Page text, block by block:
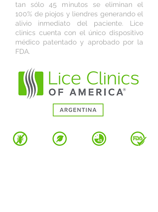
tan sólo 45 minutos se eliminan el
100% de piojos y liendres generando el
alivio inmediato del paciente. Lice
clinics cuenta con el único dispositivo
médico patentado y aprobado por la
FDA.